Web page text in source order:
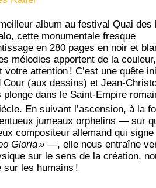
album au festival Quai des
cette monumentale fresque
en 280 pages en noir et
mélodies apportent de la
votre attention ! C’est une quête
Cour (aux dessins) et Jean-
plonge dans le Saint-Empire
En suivant l’ascension, à la
jumeaux orphelins — sur
compositeur allemand qui
Gloria » —, elle nous entraîne
sur le sens de la création,
sur les humains !